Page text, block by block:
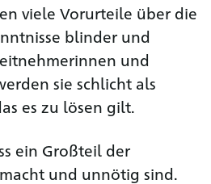
viele Vorurteile über die
blinder und
und
sie schlicht als
es zu lösen gilt.
ein Großteil der
und unnötig sind.